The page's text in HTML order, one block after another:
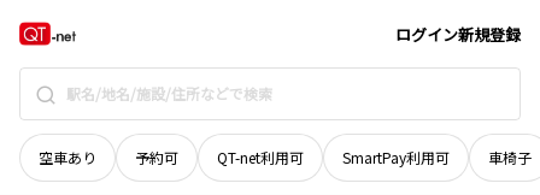
ログイン新規登録
空車あり 予約可 QT-net利用可 SmartPay利用可 車椅子
北海道